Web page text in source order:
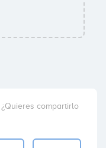
compartirlo